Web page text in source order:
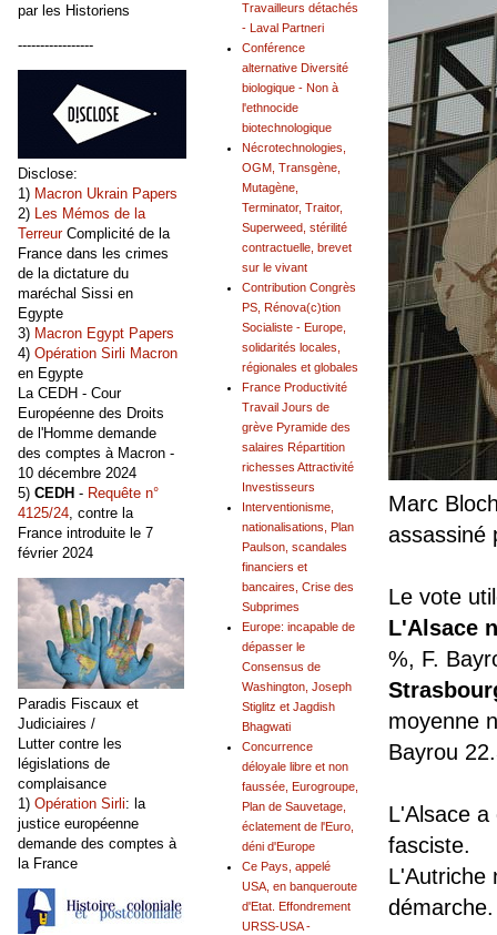
Marc
assassiné
Le vote
L'Alsace
%, F.
moyenne
Bayrou
L'Alsace
fasciste.
L'Autriche
démarche.
Travailleurs détachés
- Laval Partneri
Conférence
alternative Diversité
biologique - Non à
l'ethnocide
biotechnologique
Nécrotechnologies,
OGM, Transgène,
Mutagène,
Terminator, Traitor,
Superweed, stérilité
contractuelle, brevet
sur le vivant
Contribution Congrès
PS, Rénova(c)tion
Socialiste - Europe,
solidarités locales,
régionales et globales
France Productivité
Travail Jours de
grève Pyramide des
salaires Répartition
richesses Attractivité
Investisseurs
Interventionisme,
nationalisations, Plan
Paulson, scandales
financiers et
bancaires, Crise des
Subprimes
Europe: incapable de
dépasser le
Consensus de
Washington, Joseph
Stiglitz et Jagdish
Bhagwati
Concurrence
déloyale libre et non
faussée, Eurogroupe,
Plan de Sauvetage,
éclatement de l'Euro,
déni d'Europe
Ce Pays, appelé
USA, en banqueroute
d'Etat. Effondrement
URSS-USA -
par les Historiens
-----------------
Disclose:
1) Macron Ukrain Papers
2) Les Mémos de la
TerreurComplicité de la
France dans les crimes
de la dictature du
maréchal Sissi en
Egypte
3) Macron Egypt Papers
4) Opération Sirli Macron
en Egypte
La CEDH - Cour
Européenne des Droits
de l'Homme demande
des comptes à Macron -
10 décembre 2024
5) CEDH - Requête n°
4125/24, contre la
France introduite le 7
février 2024
Paradis Fiscaux et
Judiciaires /
Lutter contre les
législations de
complaisance
1) Opération Sirli: la
justice européenne
demande des comptes à
la France